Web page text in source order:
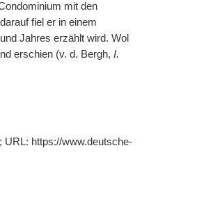
mit den
fiel er in einem
Jahres erzählt wird. Wol
erschien (v. d. Bergh, I.
URL: https://www.deutsche-